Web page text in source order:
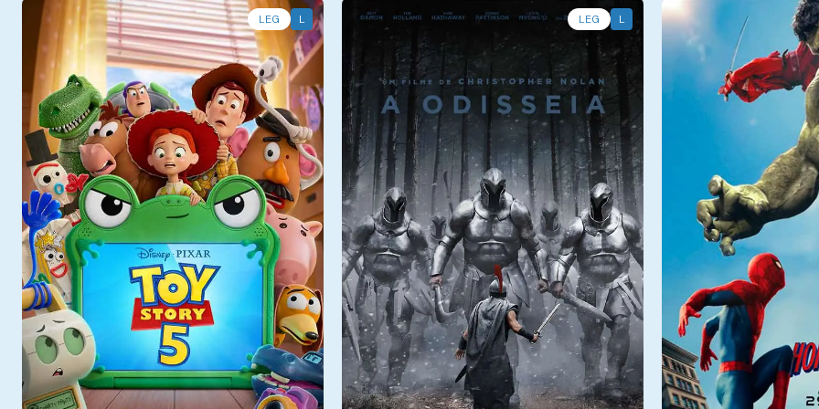
LEG L
Qui - 06/08
Sala 6 13:30, 15:45
LEG L
Qui - 06/08
Sala 5 14:45, 18:15, 21:45
Qui - 06/08
Sala 1 13:00, 16:00,